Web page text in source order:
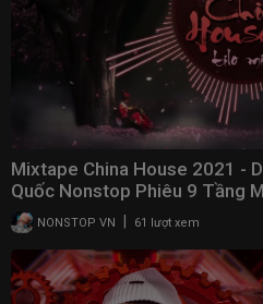
Mixtape China House 2021 -
Quốc Nonstop Phiêu 9 Tầng
NONSTOP VN 61 lượt xem